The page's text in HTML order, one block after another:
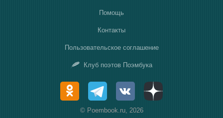
Помощь
Контакты
Пользовательское соглашение
Клуб поэтов Поэмбука
© Poembook.ru, 2026